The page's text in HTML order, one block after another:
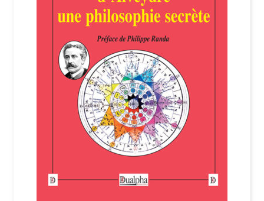
Nous Contacter
Politique de confidentialité et cookies
Qui sommes-nous ?
Soutien à Philippe Randa
Suivi de la Commande